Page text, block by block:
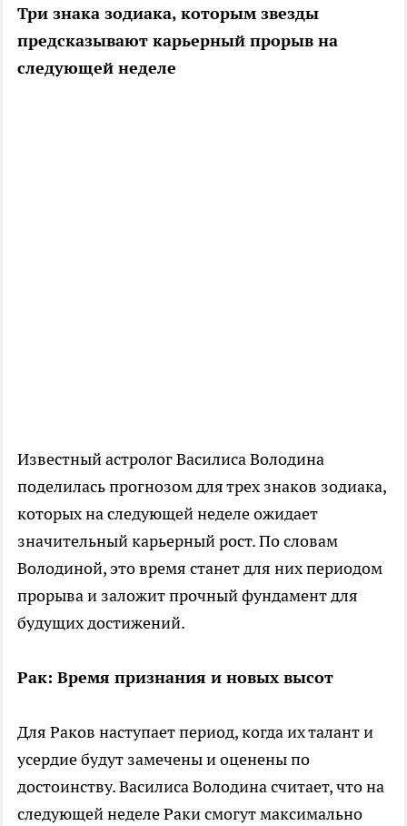
Три знака зодиака, которым звезды
предсказывают карьерный прорыв на
следующей неделе
Известный астролог Василиса Володина
поделилась прогнозом для трех знаков зодиака,
которых на следующей неделе ожидает
значительный карьерный рост. По словам
Володиной, это время станет для них периодом
прорыва и заложит прочный фундамент для
будущих достижений.
Рак: Время признания и новых высот
Для Раков наступает период, когда их талант и
усердие будут замечены и оценены по
достоинству. Василиса Володина считает, что на
следующей неделе Раки смогут максимально